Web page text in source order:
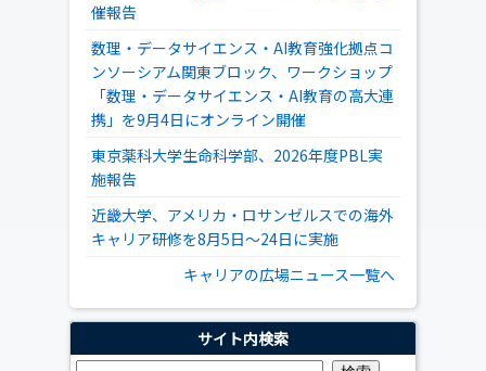
催報告
数理・データサイエンス・AI教育強化拠点コ
ンソーシアム関東ブロック、ワークショップ
「数理・データサイエンス・AI教育の高大連
携」を9月4日にオンライン開催
東京薬科大学生命科学部、2026年度PBL実
施報告
近畿大学、アメリカ・ロサンゼルスでの海外
キャリア研修を8月5日～24日に実施
キャリアの広場ニュース一覧へ
サイト内検索